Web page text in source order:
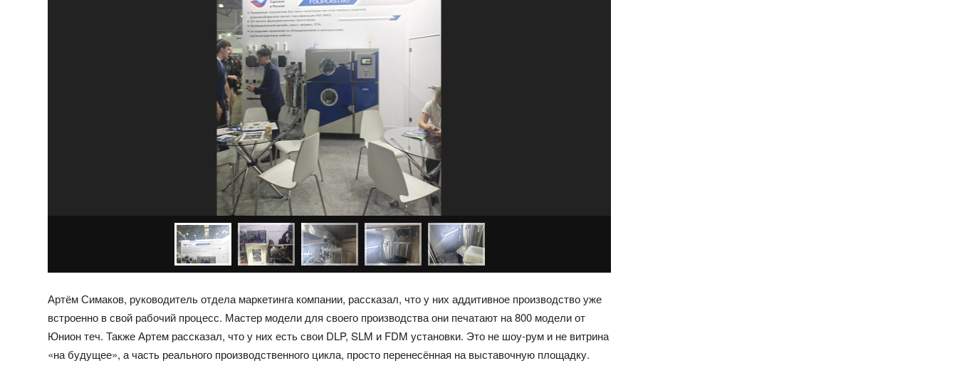
Артём Симаков, руководитель отдела маркетинга компании, рассказал, что у них аддитивное производство уже
встроенно в свой рабочий процесс. Мастер модели для своего производства они печатают на 800 модели от
Юнион теч. Также Артем рассказал, что у них есть свои DLP, SLM и FDM установки. Это не шоу‑рум и не витрина
«на будущее», а часть реального производственного цикла, просто перенесённая на выставочную площадку.